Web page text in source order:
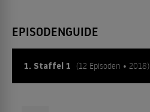
EPISODENGUIDE
1. Staffel 1 (12 Episoden • 2018)